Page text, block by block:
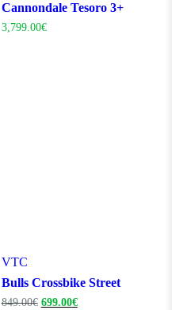
Cannondale Tesoro 3+
3,799.00€
VTC
Bulls Crossbike Street
849.00€ Le
699.00€Le